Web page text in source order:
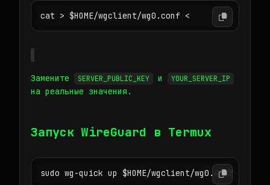
cat > $HOME/wgclient/wg0.conf <
Замените SERVER_PUBLIC_KEY и YOUR_SERVER_IP
на реальные значения.
Запуск WireGuard в Termux
sudo wg-quick up $HOME/wgclient/wg0.conf